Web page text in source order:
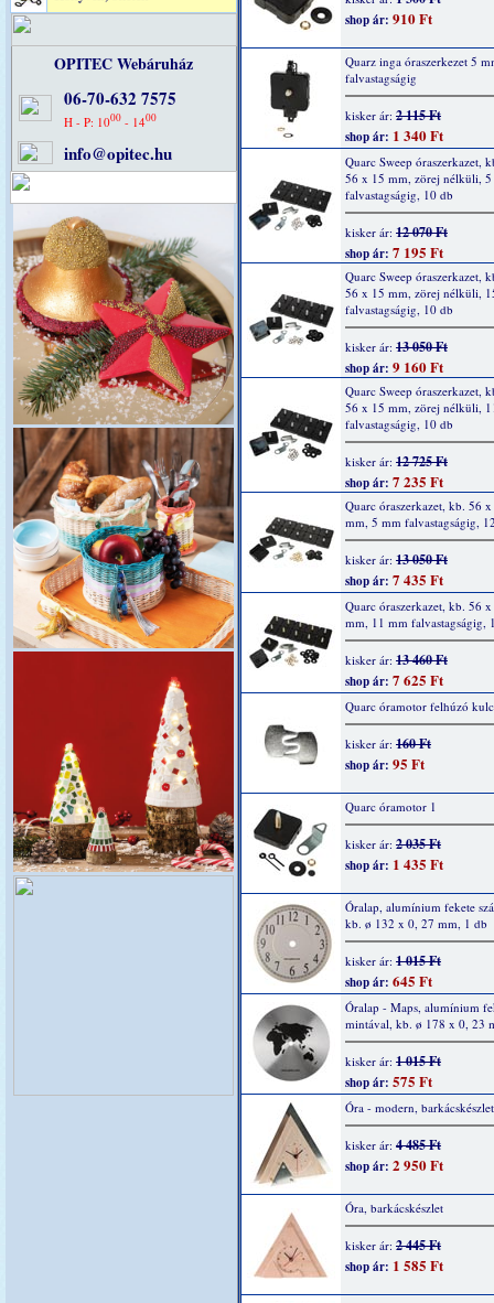
OPITEC Webáruház
06-70-632 7575
H - P: 1000- 1400
info@opitec.hu
shop ár: 910 Ft
Quarz inga óraszerkezet 5
falvastagságig
kisker ár: 2 115 Ft
shop ár: 1 340 Ft
Quarc Sweep óraszerkazet,
56 x 15 mm, zörej nélküli,
falvastagságig, 10 db
kisker ár: 12 070 Ft
shop ár: 7 195 Ft
Quarc Sweep óraszerkazet,
56 x 15 mm, zörej nélküli,
falvastagságig, 10 db
kisker ár: 13 050 Ft
shop ár: 9 160 Ft
Quarc Sweep óraszerkazet,
56 x 15 mm, zörej nélküli,
falvastagságig, 10 db
kisker ár: 12 725 Ft
shop ár: 7 235 Ft
Quarc óraszerkazet, kb. 56
mm, 5 mm falvastagságig,
kisker ár: 13 050 Ft
shop ár: 7 435 Ft
Quarc óraszerkazet, kb. 56
mm, 11 mm falvastagságig,
kisker ár: 13 460 Ft
shop ár: 7 625 Ft
Quarc óramotor felhúzó
kisker ár: 160 Ft
shop ár: 95 Ft
Quarc óramotor 1
kisker ár: 2 035 Ft
shop ár: 1 435 Ft
Óralap, alumínium fekete
kb. ø 132 x 0, 27 mm, 1 db
kisker ár: 1 015 Ft
shop ár: 645 Ft
Óralap - Maps, alumínium
mintával, kb. ø 178 x 0, 23
kisker ár: 1 015 Ft
shop ár: 575 Ft
Óra - modern, barkácskészlet
kisker ár: 4 485 Ft
shop ár: 2 950 Ft
Óra, barkácskészlet
kisker ár: 2 445 Ft
shop ár: 1 585 Ft